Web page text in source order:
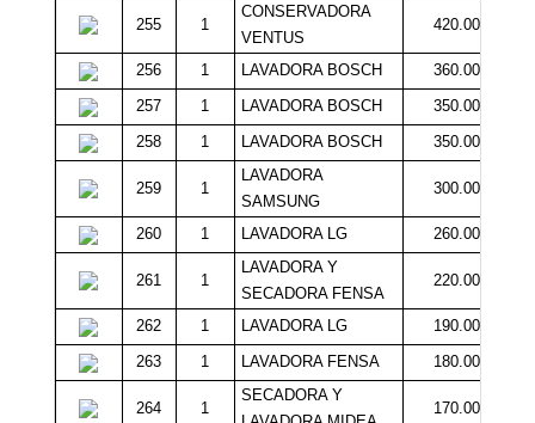
255 1
CONSERVADORA
VENTUS
420.000
256 1 LAVADORA BOSCH
360.000
257
1 LAVADORA BOSCH
350.000
258
1 LAVADORA BOSCH 350.000
259 1
LAVADORA
SAMSUNG
300.000
260 1 LAVADORA LG 260.000
261 1
LAVADORA Y
SECADORA FENSA
220.000
262 1 LAVADORA LG
190.000
263
1 LAVADORA FENSA 180.000
264 1
SECADORA Y
170.000